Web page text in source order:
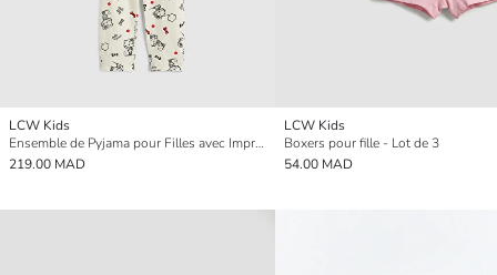
LCW Kids
Ensemble de Pyjama pour Filles avec Imprimé Hello Kitty sur Col de Chemise
219.00 MAD
LCW Kids
Boxers pour fille - Lot de 3
54.00 MAD